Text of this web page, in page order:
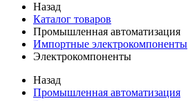
Назад
Каталог товаров
Промышленная автоматизация
Импортные электрокомпоненты
Электрокомпоненты
Назад
Промышленная автоматизация